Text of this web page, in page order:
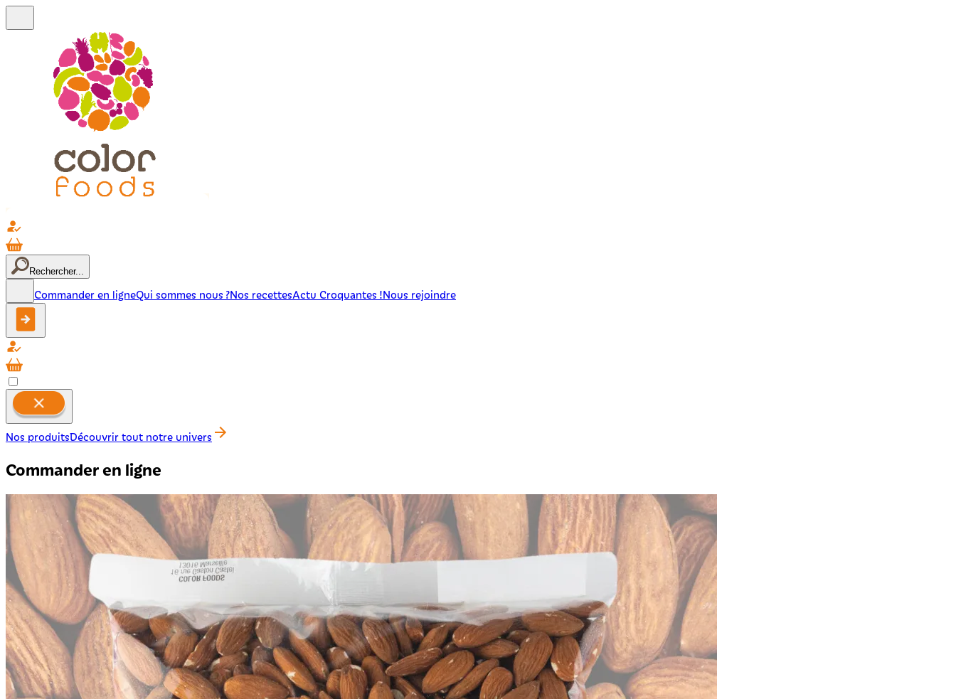
Rechercher...
Commander en ligneQui sommes nous ?Nos recettesActu Croquantes !Nous rejoindre
Nos produitsDécouvrir tout notre univers
Commander en ligne